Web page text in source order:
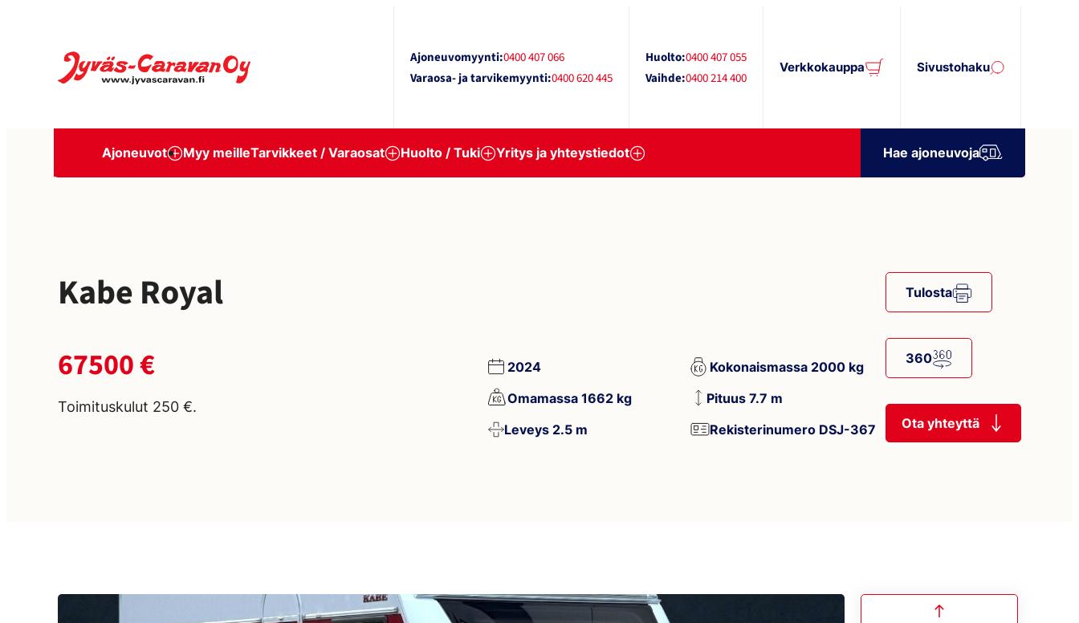
sisältöön
Jyväs-Caravan Oy Ajoneuvomyynti:0400 407 066
Varaosa- ja tarvikemyynti:0400 620 445
Huolto:0400 407 055
Vaihde:0400 214 400
Verkkokauppa Sivustohaku
Ajoneuvot Myy meilleTarvikkeet / Varaosat Huolto / Tuki Yritys ja yhteystiedot Hae ajoneuvoja
Kabe Royal
67500 €
Toimituskulut 250 €.
2024
Kokonaismassa 2000 kg
Omamassa 1662 kg
Pituus 7.7 m
Leveys 2.5 m
Rekisterinumero DSJ-367
Tulosta
360
Ota yhteyttä